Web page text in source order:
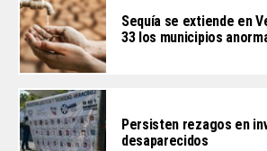
Sequía se extiende en
33 los municipios
Persisten rezagos en
desaparecidos